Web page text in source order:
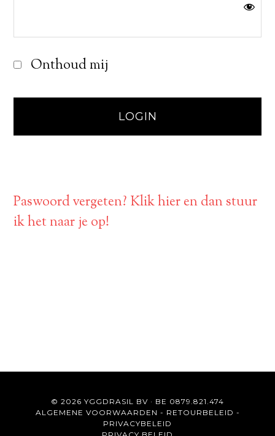
Onthoud mij
Paswoord vergeten? Klik hier en dan stuur
ik het naar je op!
© 2026 YGGDRASIL BV · BE 0879.821.474
ALGEMENE VOORWAARDEN - RETOURBELEID -
PRIVACYBELEID